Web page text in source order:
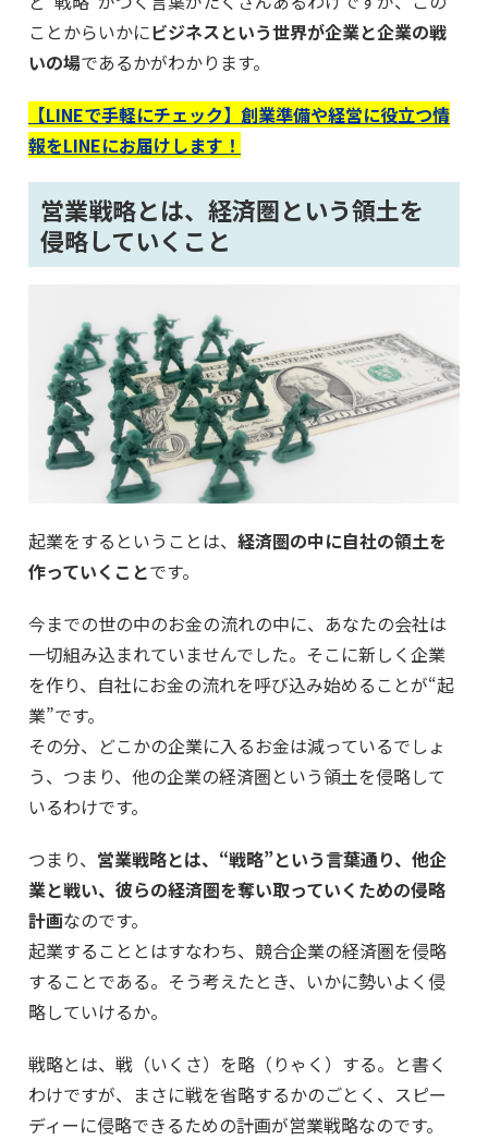
ことからいかにビジネスという世界が企業と企業の戦
いの場であるかがわかります。
【LINEで手軽にチェック】創業準備や経営に役立つ情
報をLINEにお届けします！
営業戦略とは、経済圏という領土を
侵略していくこと
起業をするということは、 経済圏の中に自社の領土を
作っていくことです。
今までの世の中のお金の流れの中に、あなたの会社は
一切組み込まれていませんでした。そこに新しく企業
を作り、自社にお金の流れを呼び込み始めることが“起
業”です。
その分、どこかの企業に入るお金は減っているでしょ
う、つまり、他の企業の経済圏という領土を侵略して
いるわけです。
つまり、 営業戦略とは、“戦略”という言葉通り、他企
業と戦い、彼らの経済圏を奪い取っていくための侵略
計画なのです。
起業することとはすなわち、競合企業の経済圏を侵略
することである。そう考えたとき、いかに勢いよく侵
略していけるか。
戦略とは、戦（いくさ）を略（りゃく）する。と書く
わけですが、まさに戦を省略するかのごとく、スピー
ディーに侵略できるための計画が営業戦略なのです。